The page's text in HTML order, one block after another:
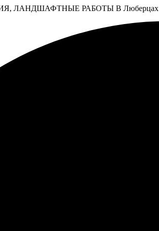
ЛАНДШАФТНЫЕ РАБОТЫ В Люберцах